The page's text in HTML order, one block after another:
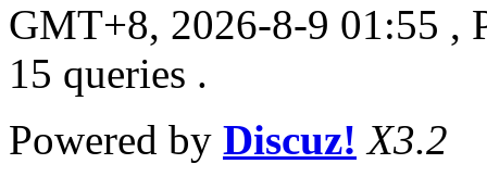
GMT+8, 2026-8-9 01:55 ,
15 queries .
Powered by Discuz! X3.2